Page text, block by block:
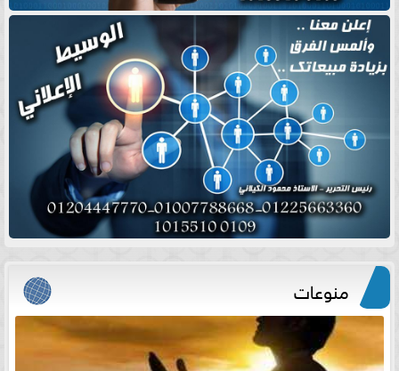
منوعات